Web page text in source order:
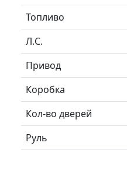
Топливо
Л.C.
Привод
Коробка
Кол-во дверей
Руль